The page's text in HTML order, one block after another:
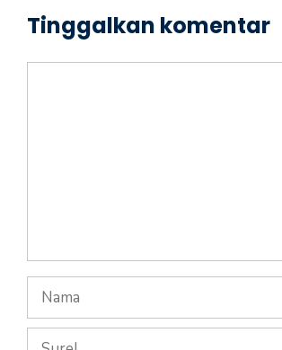
Tinggalkan komentar
Nama
Surel